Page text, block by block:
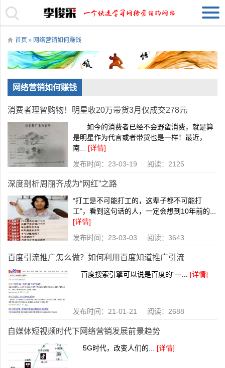
首页 » 网络营销如何赚钱
网络营销如何赚钱
消费者理智购物！明星收20万带货3月仅成交278元
如今的消费者已经不会野蛮消费，就是算
是明星作为代言或者带货也是一样！最近，
南... [详情]
发布时间：23-03-19 阅读：2125
深度剖析周丽齐成为“网红”之路
“打工是不可能打工的，这辈子都不可能打
工”，看到这句话的人，一定会想到10年前的...
[详情]
发布时间：23-03-03 阅读：3643
百度引流推广怎么做？如何利用百度知道推广引流
百度搜索引擎可以说是百度的“一... [详情]
发布时间：21-01-21 阅读：2688
自媒体短视频时代下网络营销发展前景趋势
5G时代，改变人们的... [详情]